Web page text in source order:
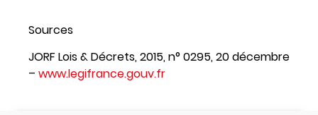
Sources
JORF Lois & Décrets, 2015, n° 0295, 20 décembre
– www.legifrance.gouv.fr